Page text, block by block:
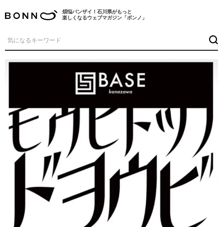
煩悩バンザイ！石川県がもっと
楽しくなるウェブマガジン「ボンノ」